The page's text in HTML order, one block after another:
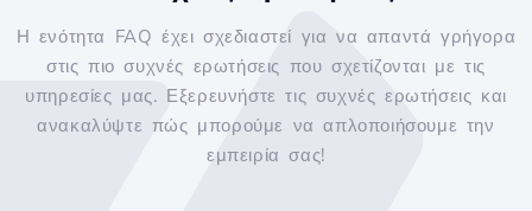
Η ενότητα FAQ έχει σχεδιαστεί για να απαντά γρήγορα
στις πιο συχνές ερωτήσεις που σχετίζονται με τις
υπηρεσίες μας. Εξερευνήστε τις συχνές ερωτήσεις και
ανακαλύψτε πώς μπορούμε να απλοποιήσουμε την
εμπειρία σας!